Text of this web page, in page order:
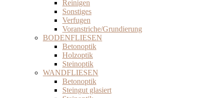
Reinigen
Sonstiges
Verfugen
Voranstriche/Grundierung
BODENFLIESEN
Betonoptik
Holzoptik
Steinoptik
WANDFLIESEN
Betonoptik
Steingut glasiert